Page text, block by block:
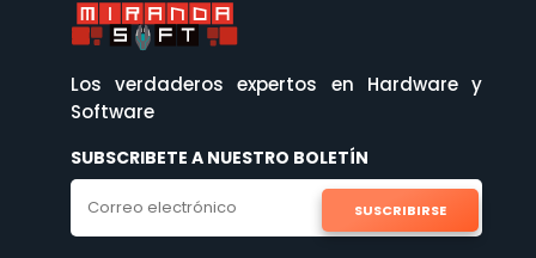
Los verdaderos expertos en Hardware y
Software
SUBSCRIBETE A NUESTRO BOLETÍN
SUSCRIBIRSE